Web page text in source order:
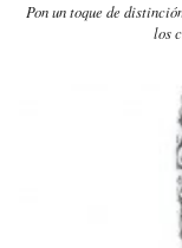
Pon un toque de
los